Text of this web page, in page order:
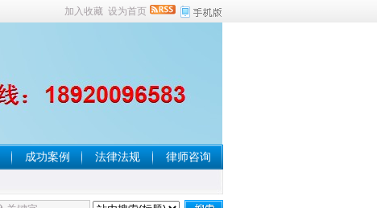
加入收藏 设为首页
成功案例 法律法规 律师咨询